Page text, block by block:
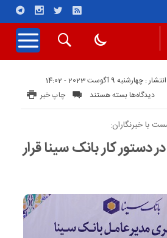
: چهارشنبه 9 آگوست 2023 - 14:02
چاپ خبر دیدگاه‌ها برای
افزایش
سرمایه
دستور
سینا
قرار
گرفت
بسته هستند
با خبرنگاران:
دستور کار بانک سینا قرار